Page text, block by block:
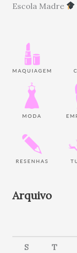
Escola Madre
Arquivo
S T